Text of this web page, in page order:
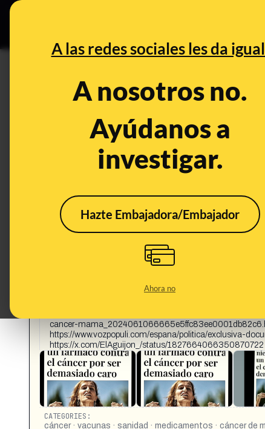
A las redes sociales les da
A nosotros no.
Ayúdanos a
investigar.
Hazte Embajadora/Embajador
Ahora no
¿Sanidad se niega a
demasiado caro?
This content has NOT yet
What's being said:
«Sanidad se niega a financiar un
This content has
Mónica García se niega a financiar un fármaco contra el
ANTES SE MUERAN MUCHO MEJOR Y MÁS BARATO
colorrectal metastásico. Sanidad niega la financiación
https://www.instagram.com/p/C8D1WzQIb52/ https://
cancer-
https://www.vozpopuli.com/espana/politica/exclusiva-
https://x.com/ElAguijon_/status/1827664066350870722
CATEGORIES:
cáncer · vacunas · sanidad · medicamentos · cáncer de